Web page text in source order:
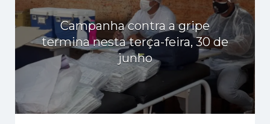
Campanha contra a gripe
termina nesta terça-feira, 30 de
junho